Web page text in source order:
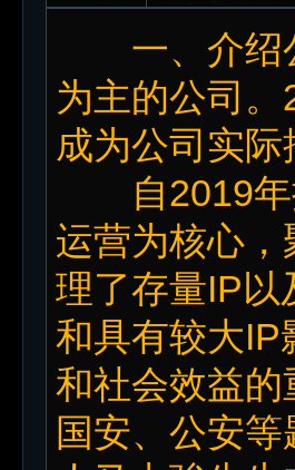
一、介绍公
为主的公司
成为公司实际
自2019年
运营为核心
理了存量IP以
和具有较大IP
和社会效益
国安、公安